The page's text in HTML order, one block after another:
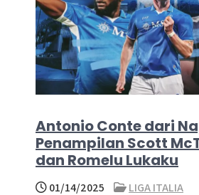
Antonio Conte dari
Penampilan Scott
dan Romelu Lukaku
01/14/2025 LIGA ITALIA